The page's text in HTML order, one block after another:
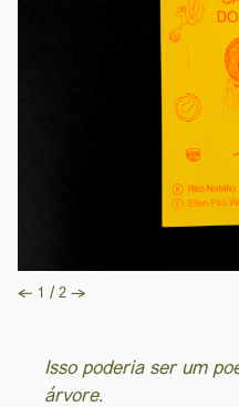
← 1 / 2 →
Isso poderia ser um
árvore.